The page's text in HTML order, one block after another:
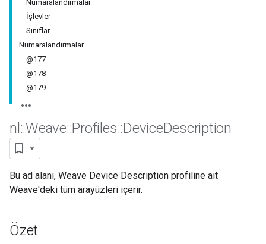
Numaralandırmalar
İşlevler
Sınıflar
Numaralandırmalar
@177
@178
@179
nl ::Weave::Profiles::DeviceDescription
Bu ad alanı, Weave Device Description profiline ait
Weave'deki tüm arayüzleri içerir.
Özet